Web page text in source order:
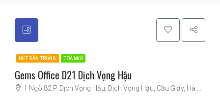
HẾT SÀN TRỐNG TOÀ MỚI
Gems Office D21 Dịch Vọng Hậu
1 Ngõ 82 P. Dịch Vọng Hậu, Dịch Vọng Hậu, Cầu Giấy, Hà Nội, Vietnam